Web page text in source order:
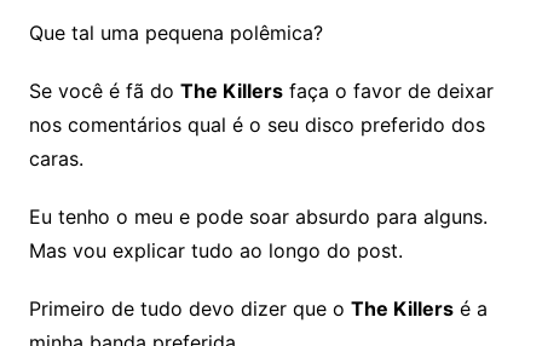
Que tal uma pequena polêmica?
Se você é fã do The Killersfaça o favor de deixar
nos comentários qual é o seu disco preferido dos
caras.
Eu tenho o meu e pode soar absurdo para alguns.
Mas vou explicar tudo ao longo do post.
Primeiro de tudo devo dizer que o The Killersé a